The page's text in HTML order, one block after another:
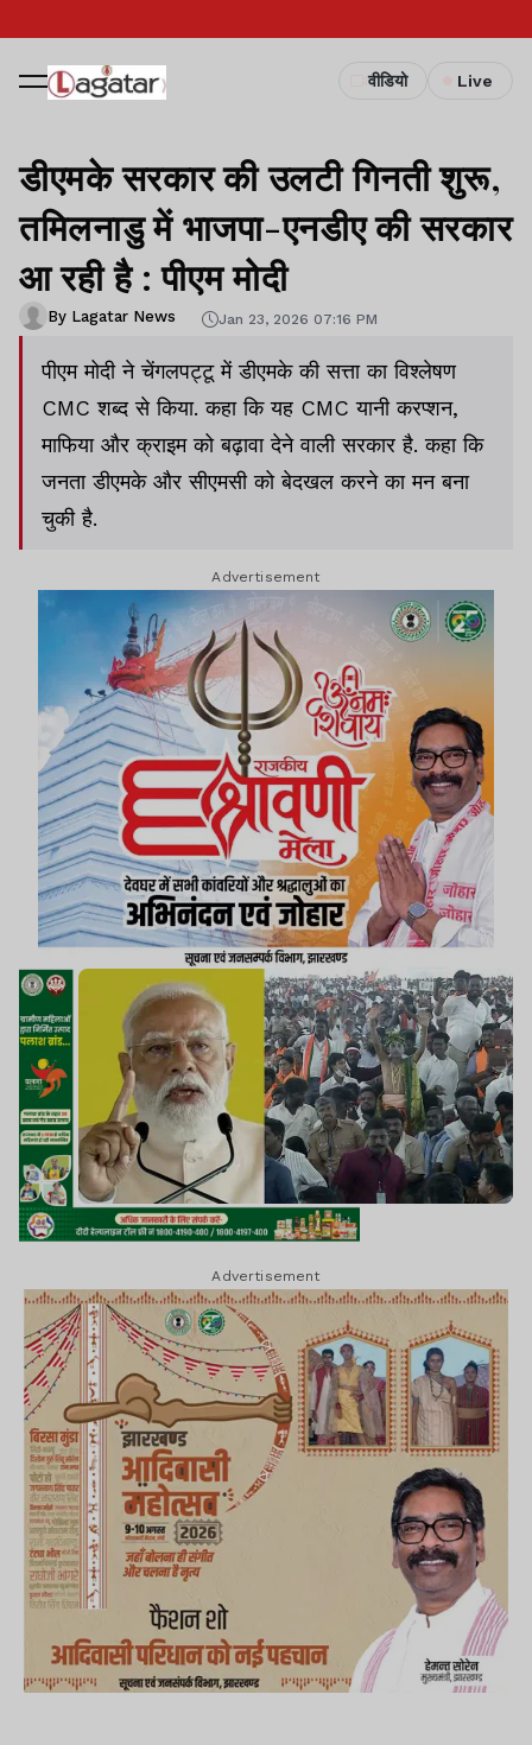
वीडियो Live
डीएमके सरकार की उलटी गिनती शुरू,
तमिलनाडु में भाजपा-एनडीए की सरकार
आ रही है : पीएम मोदी
By Lagatar News Jan 23, 2026 07:16 PM
पीएम मोदी ने चेंगलपट्टू में डीएमके की सत्ता का विश्लेषण
CMC शब्द से किया. कहा कि यह CMC यानी करप्शन,
माफिया और क्राइम को बढ़ावा देने वाली सरकार है. कहा कि
जनता डीएमके और सीएमसी को बेदखल करने का मन बना
चुकी है.
Advertisement
Advertisement